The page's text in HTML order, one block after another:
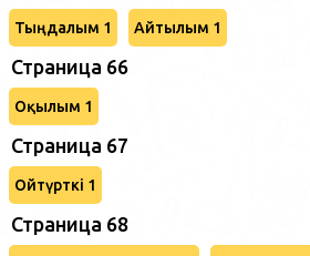
Тыңдалым 1 Айтылым 1
Страница 66
Оқылым 1
Страница 67
Ойтүрткі 1
Страница 68